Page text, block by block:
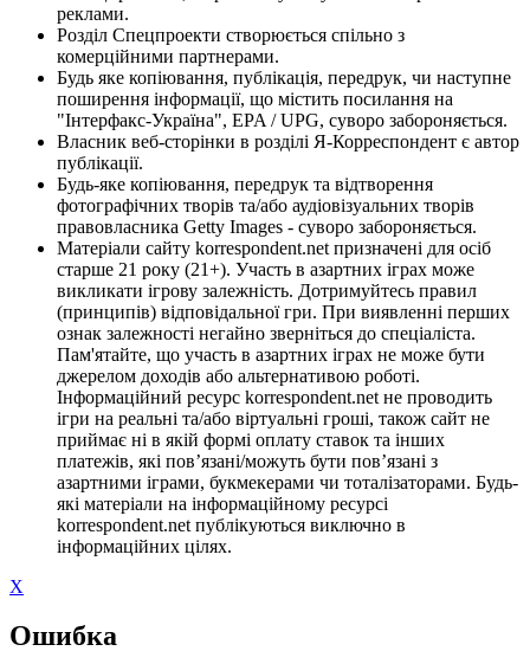
реклами.
Розділ Спецпроекти створюється спільно з
комерційними партнерами.
Будь яке копіювання, публікація, передрук, чи наступне
поширення інформації, що містить посилання на
"Інтерфакс-Україна", EPA / UPG, суворо забороняється.
Власник веб-сторінки в розділі Я-Корреспондент є автор
публікації.
Будь-яке копіювання, передрук та відтворення
фотографічних творів та/або аудіовізуальних творів
правовласника Getty Images - суворо забороняється.
Матеріали сайту korrespondent.net призначені для осіб
старше 21 року (21+). Участь в азартних іграх може
викликати ігрову залежність. Дотримуйтесь правил
(принципів) відповідальної гри. При виявленні перших
ознак залежності негайно зверніться до спеціаліста.
Пам'ятайте, що участь в азартних іграх не може бути
джерелом доходів або альтернативою роботі.
Інформаційний ресурс korrespondent.net не проводить
ігри на реальні та/або віртуальні гроші, також сайт не
приймає ні в якій формі оплату ставок та інших
платежів, які пов’язані/можуть бути пов’язані з
азартними іграми, букмекерами чи тоталізаторами. Будь-
які матеріали на інформаційному ресурсі
korrespondent.net публікуються виключно в
інформаційних цілях.
X
Ошибка